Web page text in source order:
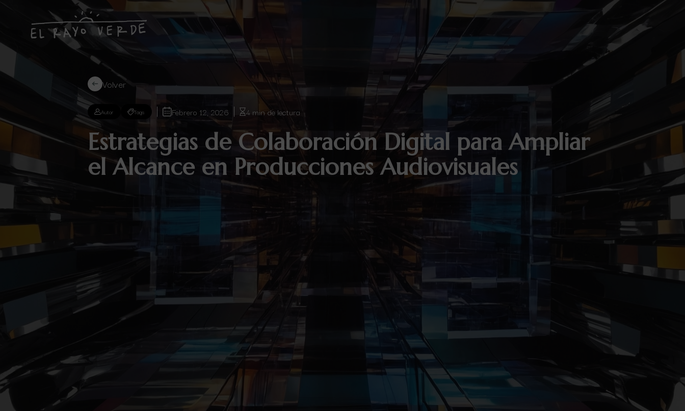
Volver
Autor Tags Febrero 12, 2026 4 min de lectura
Estrategias de Colaboración Digital para Ampliar
el Alcance en Producciones Audiovisuales